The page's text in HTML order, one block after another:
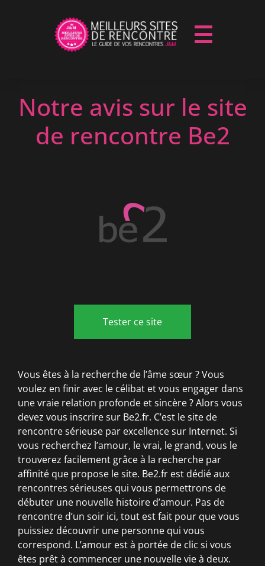
Notre avis sur le site
de rencontre Be2
Tester ce site
Vous êtes à la recherche de l’âme sœur ? Vous
voulez en finir avec le célibat et vous engager dans
une vraie relation profonde et sincère ? Alors vous
devez vous inscrire sur Be2.fr. C’est le site de
rencontre sérieuse par excellence sur Internet. Si
vous recherchez l’amour, le vrai, le grand, vous le
trouverez facilement grâce à la recherche par
affinité que propose le site. Be2.fr est dédié aux
rencontres sérieuses qui vous permettrons de
débuter une nouvelle histoire d’amour. Pas de
rencontre d’un soir ici, tout est fait pour que vous
puissiez découvrir une personne qui vous
correspond. L’amour est à portée de clic si vous
êtes prêt à commencer une nouvelle vie à deux.